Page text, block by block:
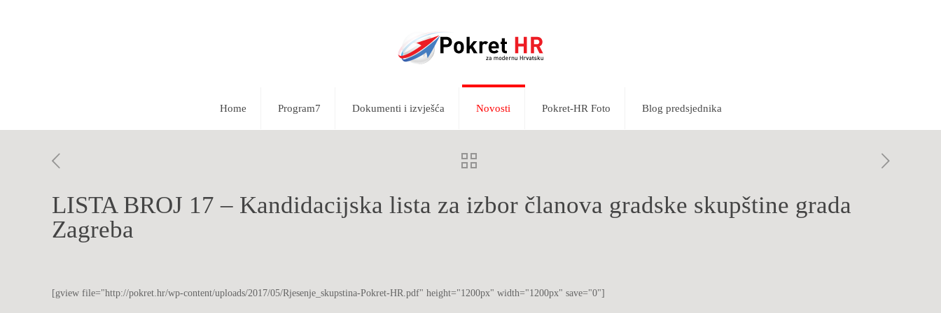
Home Program7 Dokumenti i izvješća Novosti Pokret-HR Foto Blog predsjednika
LISTA BROJ 17 – Kandidacijska lista za izbor članova gradske skupštine grada
Zagreba
[gview file="http://pokret.hr/wp-content/uploads/2017/05/Rjesenje_skupstina-Pokret-HR.pdf" height="1200px" width="1200px" save="0"]